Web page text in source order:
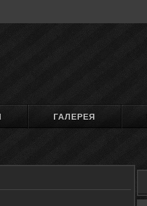
ГАЛЕРЕЯ